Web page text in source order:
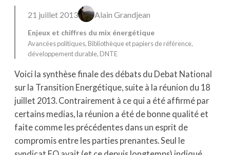
21 juillet 2013 Alain Grandjean
Enjeux et chiffres du mix énergétique
Avancées politiques, Bibliothèque et papiers de référence
développement durable, DNTE
Voici la synthèse finale des débats du Debat National
sur la Transition Energétique, suite à la réunion du 18
juillet 2013. Contrairement à ce qui a été affirmé par
certains medias, la réunion a été de bonne qualité et
faite comme les précédentes dans un esprit de
compromis entre les parties prenantes. Seul le